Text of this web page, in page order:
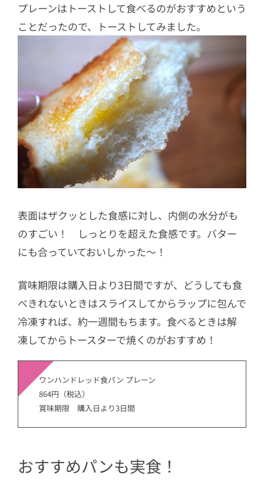
プレーンはトーストして食べるのがおすすめという
ことだったので、トーストしてみました。
表面はザクッとした食感に対し、内側の水分がも
のすごい！ しっとりを超えた食感です。バター
にも合っていておいしかった〜！
賞味期限は購入日より3日間ですが、どうしても食
べきれないときはスライスしてからラップに包んで
冷凍すれば、約一週間もちます。食べるときは解
凍してからトースターで焼くのがおすすめ！
ワンハンドレッド食パン プレーン
864円（税込）
賞味期限 購入日より3日間
おすすめパンも実食！